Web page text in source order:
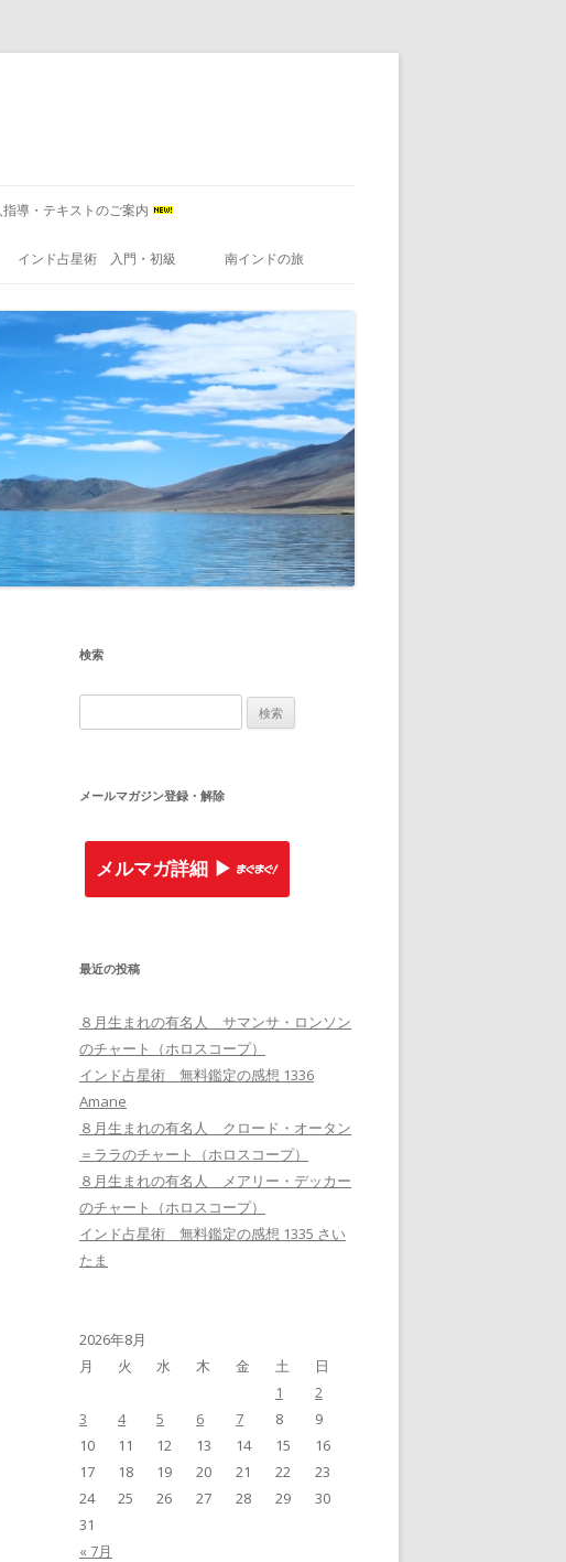
導・テキストのご案内
インド占星術 入門・初級 南インドの旅
検索
索
メールマガジン登録・解除
メルマガ詳細 ▶︎
最近の投稿
８月生まれの有名人 サマンサ・ロンソン
のチャート（ホロスコープ）
インド占星術 無料鑑定の感想 1336
Amane
８月生まれの有名人 クロード・オータン
＝ララのチャート（ホロスコープ）
８月生まれの有名人 メアリー・デッカー
のチャート（ホロスコープ）
インド占星術 無料鑑定の感想 1335 さい
たま
2026年8月
月
火 水 木 金 土 日
« 7月
1
2
3
4 5 6 7 8
9
10
11 12 13 14 15
16
17
18 19 20 21 22
23
24
25 26 27 28 29
30
31